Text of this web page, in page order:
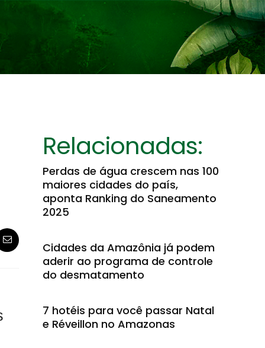
Relacionadas:
Perdas de água crescem nas 100
maiores cidades do país,
aponta Ranking do Saneamento
2025
Cidades da Amazônia já podem
aderir ao programa de controle
do desmatamento
7 hotéis para você passar Natal
e Réveillon no Amazonas